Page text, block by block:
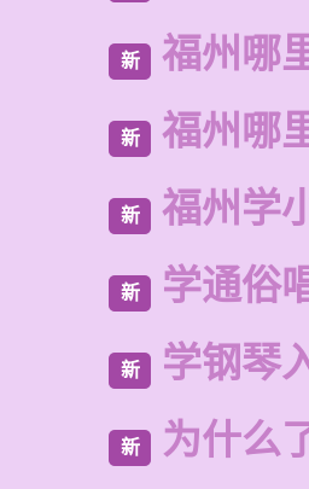
新 福州哪
新 福州哪
新 福州学
新 学通俗
新 学钢琴
新 为什么